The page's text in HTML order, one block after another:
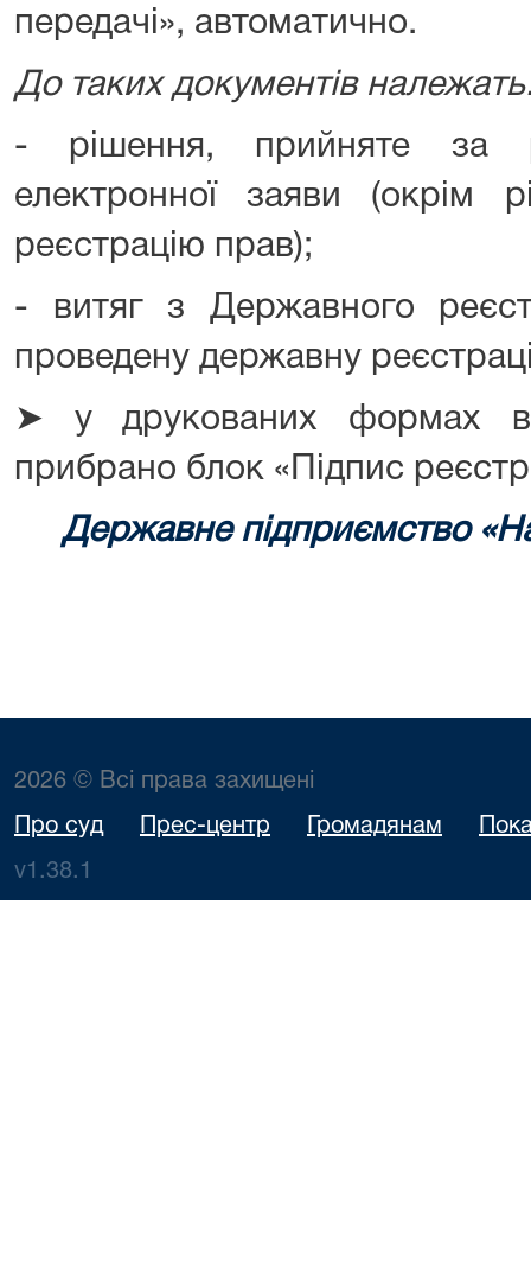
передачі», автоматично.
До таких документів
- рішення, прийняте за
електронної заяви (окрім
реєстрацію прав);
- витяг з Державного
проведену державну
➤ у друкованих формах
прибрано блок «Підпис
Державне підприємство
2026 © Всі права захищені
Про суд Прес-центр Громадянам
v1.38.1